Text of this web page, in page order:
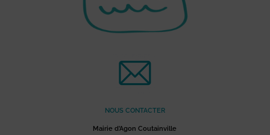
NOUS CONTACTER
Mairie d’Agon Coutainville